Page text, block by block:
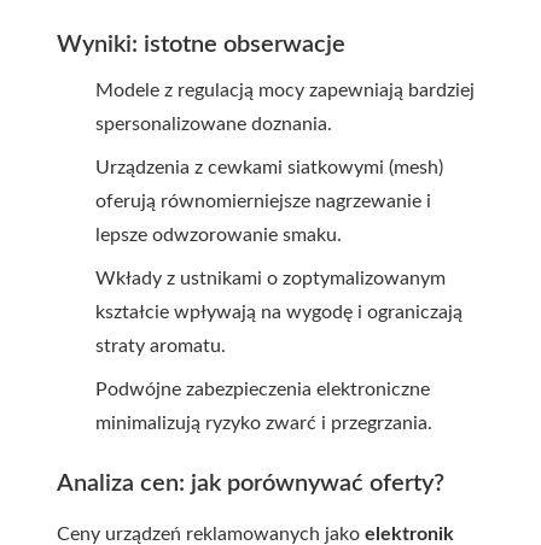
Wyniki: istotne obserwacje
Modele z regulacją mocy zapewniają bardziej
spersonalizowane doznania.
Urządzenia z cewkami siatkowymi (mesh)
oferują równomierniejsze nagrzewanie i
lepsze odwzorowanie smaku.
Wkłady z ustnikami o zoptymalizowanym
kształcie wpływają na wygodę i ograniczają
straty aromatu.
Podwójne zabezpieczenia elektroniczne
minimalizują ryzyko zwarć i przegrzania.
Analiza cen: jak porównywać oferty?
Ceny urządzeń reklamowanych jako elektronik